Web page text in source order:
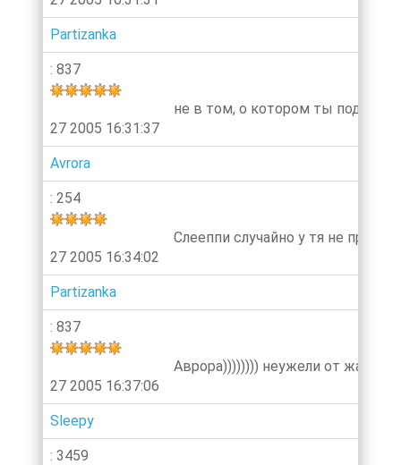
Partizanka
: 837
27 2005 16:31:37
не в том, о котором ты
Avrora
: 254
27 2005 16:34:02
Слееппи случайно у тя не
Partizanka
: 837
27 2005 16:37:06
Аврора)))))))) неужели от жары
Sleepy
: 3459